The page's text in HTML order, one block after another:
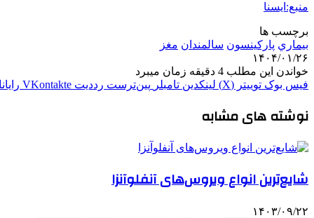
منبع:ایسنا
برچسب ها
بيماري پارکینسون سالمندان مغز
۱۴۰۴/۰۱/۲۶
خواندن این مطلب 4 دقیقه زمان میبرد
فیس بوک توییتر (X) لینکدین ‫تامبلر ‫پین‌ترست ‫رددیت ‫VKontakte
نوشته های مشابه
شایع‌ترین انواع ویروس‌های آنفلوآنزا
۱۴۰۳/۰۹/۲۲